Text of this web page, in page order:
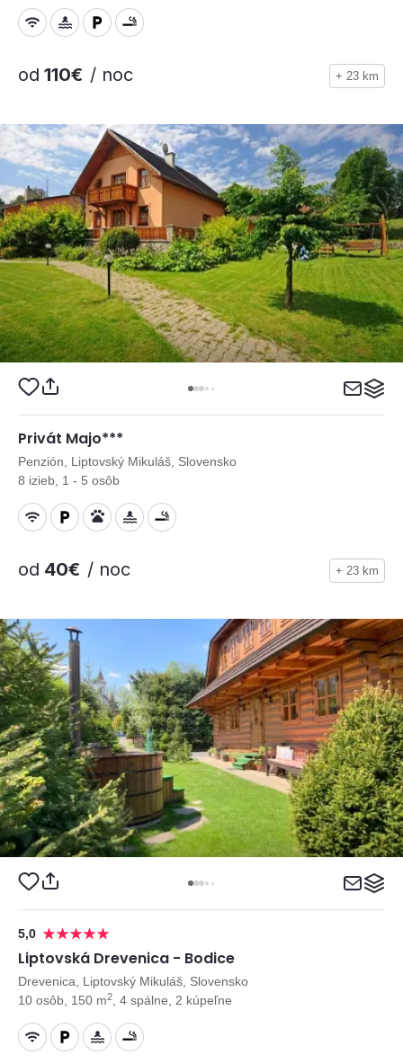
od 110€ / noc + 23 km
Privát Majo***
Penzión, Liptovský Mikuláš, Slovensko
8 izieb, 1 - 5 osôb
od 40€ / noc + 23 km
5,0
Liptovská Drevenica - Bodice
Drevenica, Liptovský Mikuláš, Slovensko
10 osôb, 150 m2 , 4 spálne, 2 kúpeľne